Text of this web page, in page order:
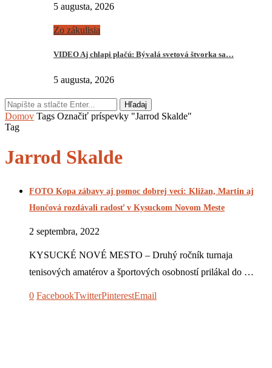
5 augusta, 2026
Zo zákulisia
VIDEO Aj chlapi plačú: Bývalá svetová štvorka sa…
5 augusta, 2026
Hľadaj
Domov Tags Označiť príspevky "Jarrod Skalde"
Tag
Jarrod Skalde
FOTO Kopa zábavy aj pomoc dobrej veci: Kližan, Martin aj
Hončová rozdávali radosť v Kysuckom Novom Meste
2 septembra, 2022
KYSUCKÉ NOVÉ MESTO – Druhý ročník turnaja
tenisových amatérov a športových osobností prilákal do …
0 FacebookTwitterPinterestEmail